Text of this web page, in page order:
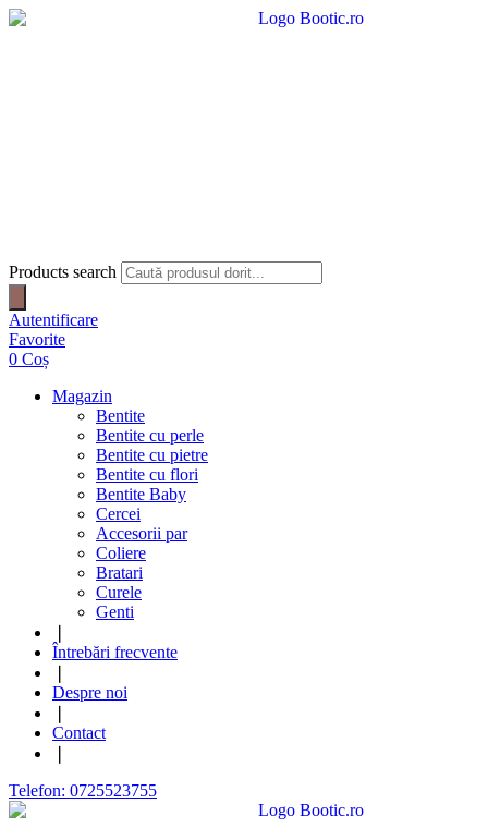
Products search
Autentificare
Favorite
0 Coș
Magazin
Bentite
Bentite cu perle
Bentite cu pietre
Bentite cu flori
Bentite Baby
Cercei
Accesorii par
Coliere
Bratari
Curele
Genti
Întrebări frecvente
Despre noi
Contact
Telefon: 0725523755